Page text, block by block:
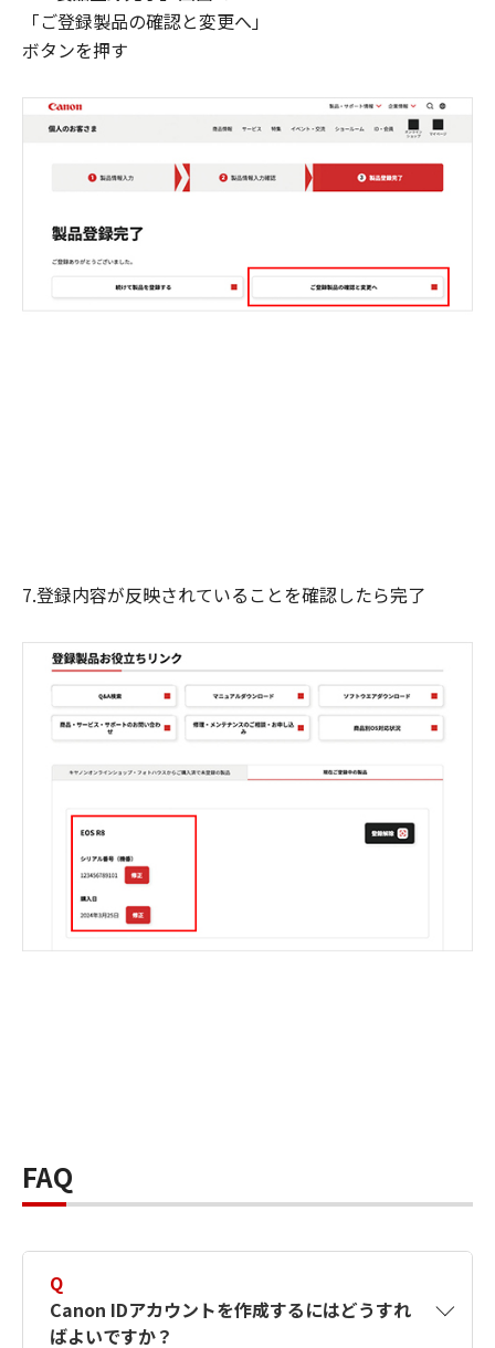
「ご登録製品の確認と変更へ」
ボタンを押す
7.登録内容が反映されていることを確認したら完了
FAQ
Q
Canon IDアカウントを作成するにはどうすれ
ばよいですか？